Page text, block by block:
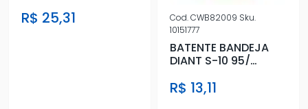
CANECA
R$ 25,31 Cod.CWB82009 Sku.
10151777
BATENTE BANDEJA
DIANT S-10 95/
CANECA
R$ 13,11